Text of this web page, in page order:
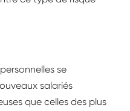
se
salariés
que celles des plus